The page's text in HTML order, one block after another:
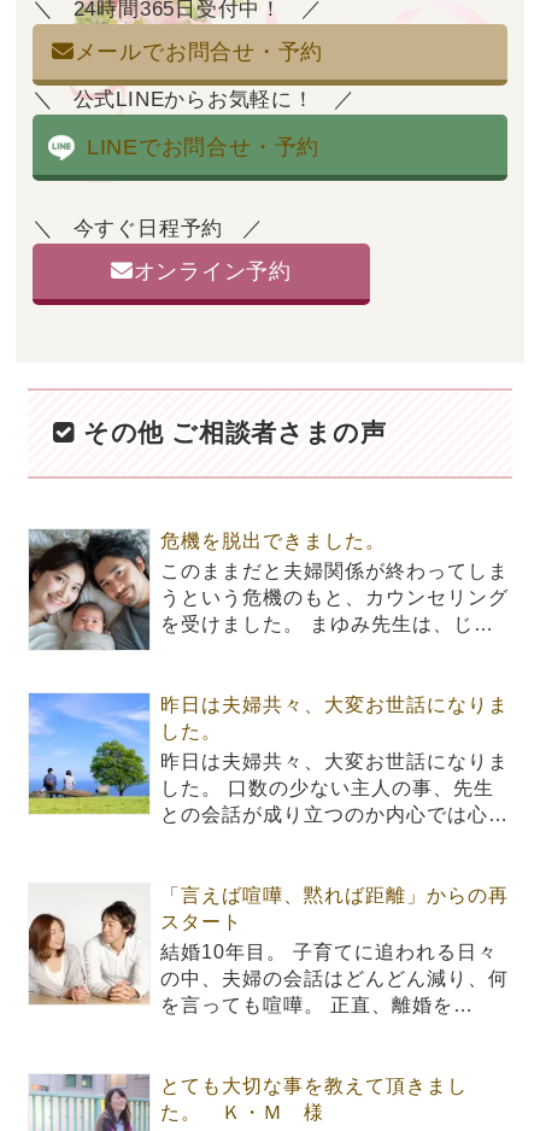
24時間365日受付中！
メールでお問合せ・予約
公式LINEからお気軽に！
LINEでお問合せ・予約
今すぐ日程予約
オンライン予約
その他 ご相談者さまの声
危機を脱出できました。
このままだと夫婦関係が終わってしま
うという危機のもと、カウンセリング
を受けました。 まゆみ先生は、じ…
昨日は夫婦共々、大変お世話になりま
した。
昨日は夫婦共々、大変お世話になりま
した。 口数の少ない主人の事、先生
との会話が成り立つのか内心では心…
「言えば喧嘩、黙れば距離」からの再
スタート
結婚10年目。 子育てに追われる日々
の中、夫婦の会話はどんどん減り、何
を言っても喧嘩。 正直、離婚を…
とても大切な事を教えて頂きまし
た。 Ｋ・Ｍ 様